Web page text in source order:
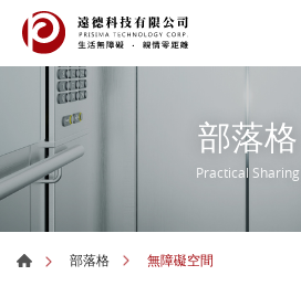
部落格
Practical Sharing
部落格 無障礙空間